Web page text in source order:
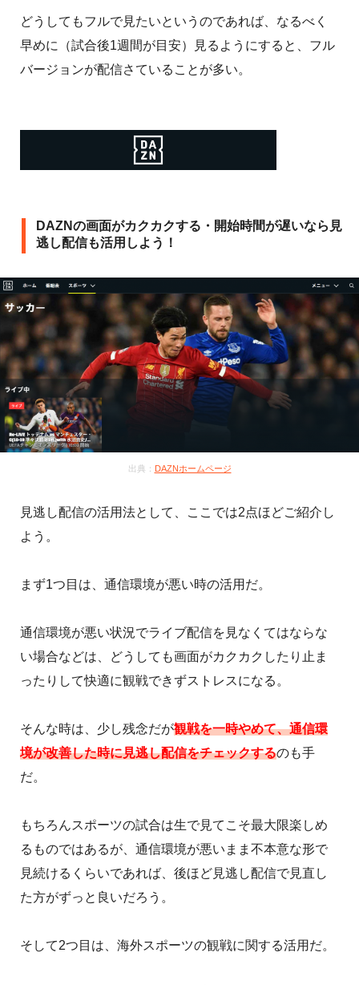
どうしてもフルで見たいというのであれば、なるべく
早めに（試合後1週間が目安）見るようにすると、フル
バージョンが配信さていることが多い。
DAZNの画面がカクカクする・開始時間が遅いなら見
逃し配信も活用しよう！
出典： DAZNホームページ
見逃し配信の活用法として、ここでは2点ほどご紹介し
よう。
まず1つ目は、通信環境が悪い時の活用だ。
通信環境が悪い状況でライブ配信を見なくてはならな
い場合などは、どうしても画面がカクカクしたり止ま
ったりして快適に観戦できずストレスになる。
そんな時は、少し残念だが観戦を一時やめて、通信環
境が改善した時に見逃し配信をチェックするのも手
だ。
もちろんスポーツの試合は生で見てこそ最大限楽しめ
るものではあるが、通信環境が悪いまま不本意な形で
見続けるくらいであれば、後ほど見逃し配信で見直し
た方がずっと良いだろう。
そして2つ目は、海外スポーツの観戦に関する活用だ。